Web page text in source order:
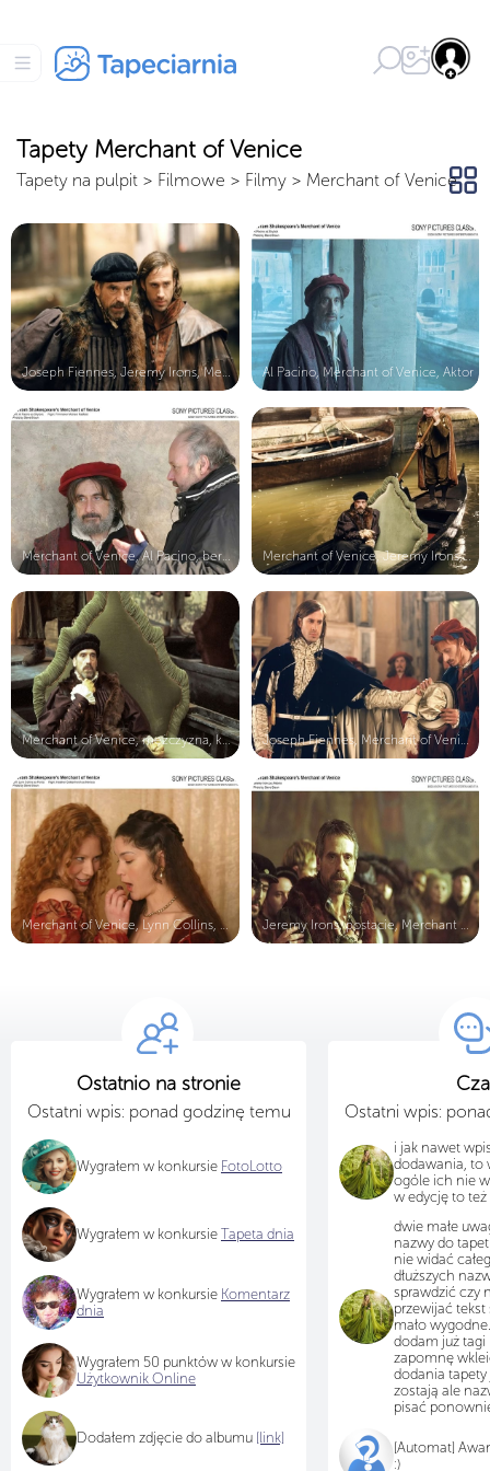
Tapety Merchant of Venice
Tapety na pulpit > Filmowe > Filmy > Merchant of Venice
Joseph Fiennes, Jeremy Irons, Merch... Al Pacino, Merchant of Venice, Aktor
Merchant of Venice, Al Pacino, bere... Merchant of Venice, Jeremy Irons, k...
Merchant of Venice, mężczyzna, krze... Joseph Fiennes, Merchant of Venice,...
Merchant of Venice, Lynn Collins, H...
Ostatnio na stronie
Ostatni wpis: ponad godzinę temu
Wygrałem w konkursie FotoLotto
Wygrałem w konkursie Tapeta dnia
Wygrałem w konkursie Komentarz
dnia
Wygrałem 50 punktów w konkursie
Użytkownik Online
Dodałem zdjęcie do albumu [link]
Ostatni wpis:
i jak nawet
dodawania, to
ogóle ich nie
w edycję to
dwie małe
nazwy do
nie widać
dłuższych
sprawdzić czy
przewijać tekst
mało
dodam już tagi
zapomnę
dodania tapety
zostają ale
pisać
[Automat]
:)